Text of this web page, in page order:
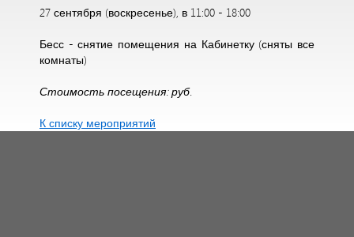
27 сентября (воскресенье), в 11:00 - 18:00
Бесс - снятие помещения на Кабинетку (сняты все
комнаты)
Стоимость посещения: руб.
К списку мероприятий